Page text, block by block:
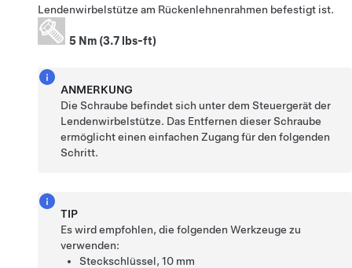
Lendenwirbelstütze am Rückenlehnenrahmen befestigt ist.
5 Nm (3.7 lbs-ft)
ANMERKUNG
Die Schraube befindet sich unter dem Steuergerät der
Lendenwirbelstütze. Das Entfernen dieser Schraube
ermöglicht einen einfachen Zugang für den folgenden
Schritt.
TIP
Es wird empfohlen, die folgenden Werkzeuge zu
verwenden:
Steckschlüssel, 10 mm